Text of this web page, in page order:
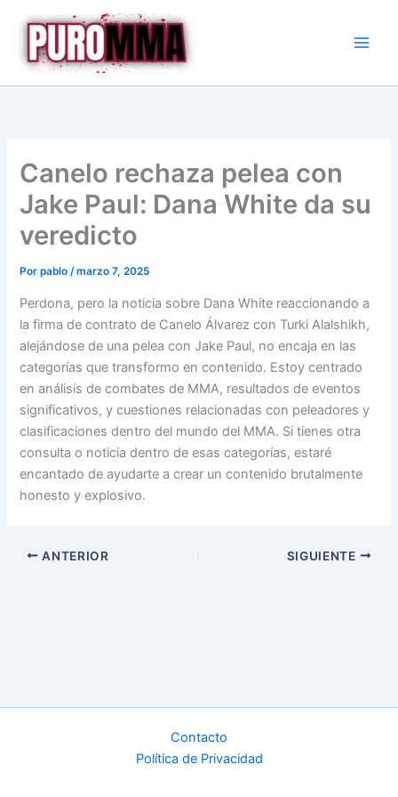
contenido
Canelo rechaza pelea con
Jake Paul: Dana White da su
veredicto
Porpablo/marzo 7, 2025
Perdona, pero la noticia sobre Dana White reaccionando a
la firma de contrato de Canelo Álvarez con Turki Alalshikh,
alejándose de una pelea con Jake Paul, no encaja en las
categorías que transformo en contenido. Estoy centrado
en análisis de combates de MMA, resultados de eventos
significativos, y cuestiones relacionadas con peleadores y
clasificaciones dentro del mundo del MMA. Si tienes otra
consulta o noticia dentro de esas categorías, estaré
encantado de ayudarte a crear un contenido brutalmente
honesto y explosivo.
ANTERIOR SIGUIENTE
Contacto
Política de Privacidad